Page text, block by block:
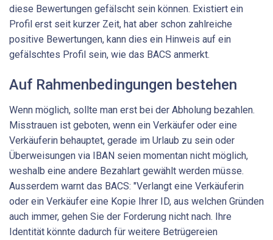
diese Bewertungen gefälscht sein können. Existiert ein
Profil erst seit kurzer Zeit, hat aber schon zahlreiche
positive Bewertungen, kann dies ein Hinweis auf ein
gefälschtes Profil sein, wie das BACS anmerkt.
Auf Rahmenbedingungen bestehen
Wenn möglich, sollte man erst bei der Abholung bezahlen.
Misstrauen ist geboten, wenn ein Verkäufer oder eine
Verkäuferin behauptet, gerade im Urlaub zu sein oder
Überweisungen via IBAN seien momentan nicht möglich,
weshalb eine andere Bezahlart gewählt werden müsse.
Ausserdem warnt das BACS: "Verlangt eine Verkäuferin
oder ein Verkäufer eine Kopie Ihrer ID, aus welchen Gründen
auch immer, gehen Sie der Forderung nicht nach. Ihre
Identität könnte dadurch für weitere Betrügereien